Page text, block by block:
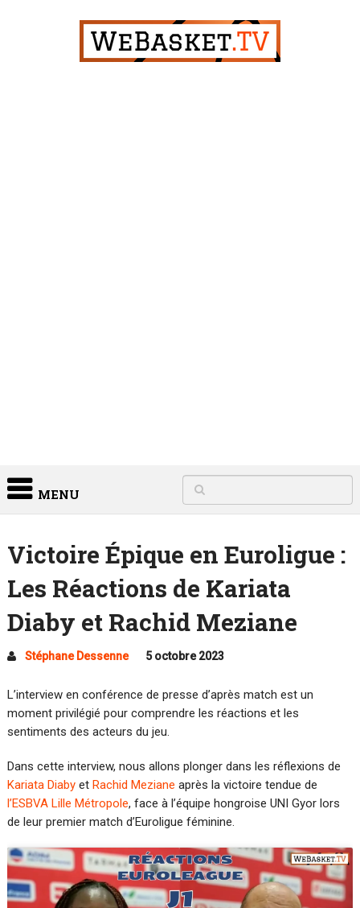
MENU
Victoire Épique en Euroligue :
Les Réactions de Kariata
Diaby et Rachid Meziane
Stéphane Dessenne 5 octobre 2023
L’interview en conférence de presse d’après match est un
moment privilégié pour comprendre les réactions et les
sentiments des acteurs du jeu.
Dans cette interview, nous allons plonger dans les réflexions de
Kariata Diabyet Rachid Meziane après la victoire tendue de
l’ESBVA Lille Métropole, face à l’équipe hongroise UNI Gyor lors
de leur premier match d’Euroligue féminine.